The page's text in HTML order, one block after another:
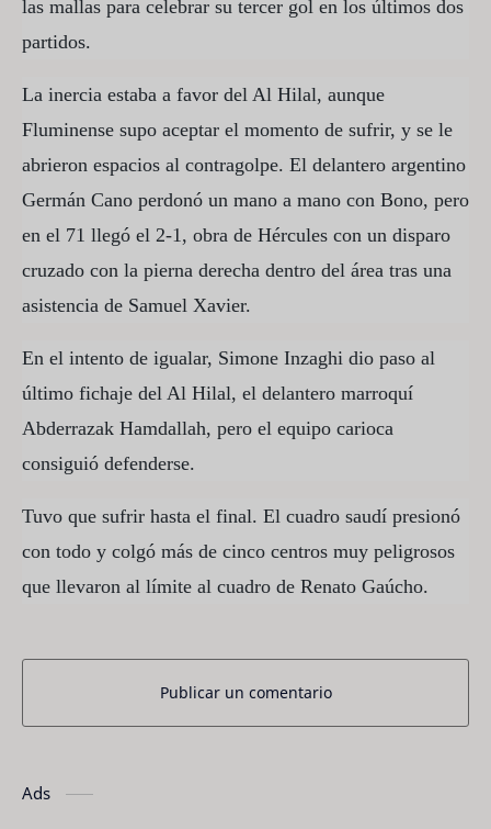
las mallas para celebrar su tercer gol en los últimos dos
partidos.
La inercia estaba a favor del Al Hilal, aunque
Fluminense supo aceptar el momento de sufrir, y se le
abrieron espacios al contragolpe. El delantero argentino
Germán Cano perdonó un mano a mano con Bono, pero
en el 71 llegó el 2-1, obra de Hércules con un disparo
cruzado con la pierna derecha dentro del área tras una
asistencia de Samuel Xavier.
En el intento de igualar, Simone Inzaghi dio paso al
último fichaje del Al Hilal, el delantero marroquí
Abderrazak Hamdallah, pero el equipo carioca
consiguió defenderse.
Tuvo que sufrir hasta el final. El cuadro saudí presionó
con todo y colgó más de cinco centros muy peligrosos
que llevaron al límite al cuadro de Renato Gaúcho.
Publicar un comentario
Ads